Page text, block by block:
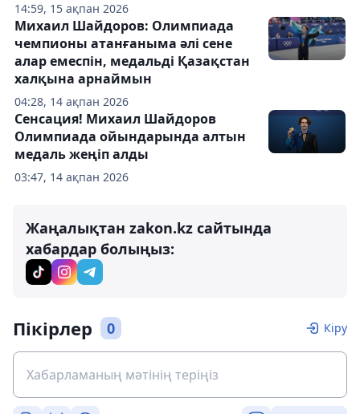
14:59, 15 ақпан 2026
04:28, 14 ақпан 2026
Михаил Шайдоров: Олимпиада
чемпионы атанғаныма әлі сене
алар емеспін, медальді Қазақстан
халқына арнаймын
03:47, 14 ақпан 2026
Сенсация! Михаил Шайдоров
Олимпиада ойындарында алтын
медаль жеңіп алды
Жаңалықтан zakon.kz сайтында
хабардар болыңыз:
Пікірлер 0 Кіру